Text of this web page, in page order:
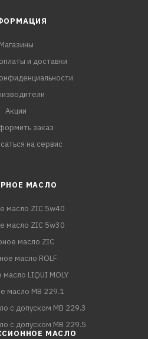
Магазины
и доставки
Акции
заказ
на сервис
МАСЛО
масло ZIC 5w40
масло ZIC 5w30
масло ZIC
масло ROLF
LIQUI MOLY
масло MB 229.1
с допуском MB 229.3
с допуском MB 229.5
МАСЛО